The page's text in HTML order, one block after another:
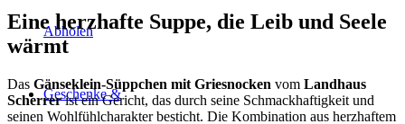
Abholen
Geschenke &
Eine herzhafte Suppe, die Leib und Seele
wärmt
Das Gänseklein-Süppchen mit Griesnocken vom Landhaus
Scherrerist ein Gericht, das durch seine Schmackhaftigkeit und
seinen Wohlfühlcharakter besticht. Die Kombination aus herzhaftem